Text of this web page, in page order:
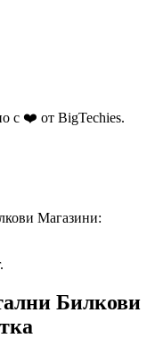
с ❤️ от BigTechies.
Магазини:
Билкови